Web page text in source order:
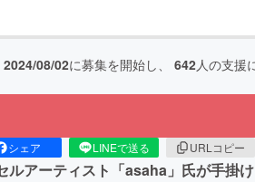
2024/08/02に募集を開始し、 642人の支援
シェア LINEで送る URLコピー
ルアーティスト「asaha」氏が手掛